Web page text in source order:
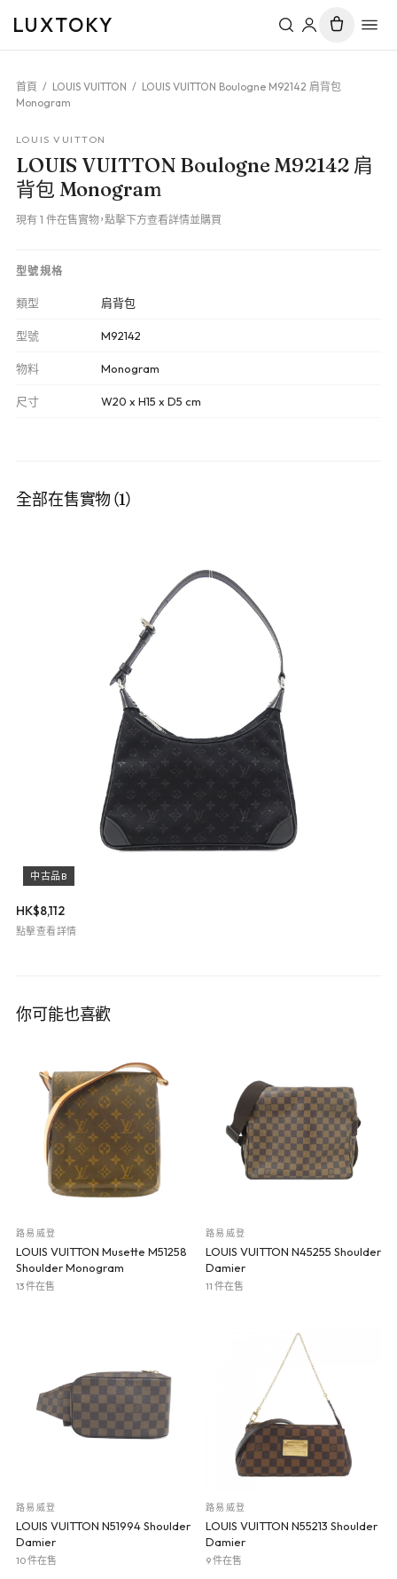
LUXTOKY
首頁 / LOUIS VUITTON / LOUIS VUITTON Boulogne M92142 肩背包
Monogram
LOUIS VUITTON
LOUIS VUITTON Boulogne M92142 肩
背包 Monogram
現有 1 件在售實物，點擊下方查看詳情並購買
型號規格
類型 肩背包
型號 M92142
物料 Monogram
尺寸 W20 x H15 x D5 cm
全部在售實物（1）
中古品B
HK$8,112
點擊查看詳情
你可能也喜歡
路易威登
LOUIS VUITTON Musette M51258
Shoulder Monogram
13 件在售
路易威登
LOUIS VUITTON N45255 Shoulder
Damier
11 件在售
路易威登
LOUIS VUITTON N51994 Shoulder
Damier
10 件在售
路易威登
LOUIS VUITTON N55213 Shoulder
Damier
9 件在售